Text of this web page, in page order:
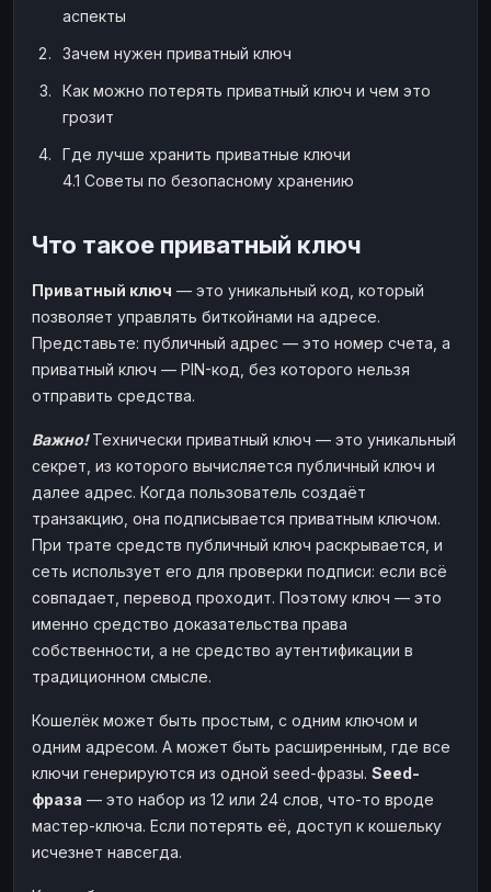
НАЛИЧНЫЕ ДЕНЬГИ
Наличные USD
Наличные KZT
Наличные
Наличные
аспекты
Зачем нужен приватный ключ
Как можно потерять приватный ключ и чем это
грозит
Где лучше хранить приватные ключи
4.1 Советы по безопасному хранению
Что такое приватный ключ
Приватный ключ — это уникальный код, который
позволяет управлять биткойнами на адресе.
Представьте: публичный адрес — это номер счета, а
приватный ключ — PIN-код, без которого нельзя
отправить средства.
Важно!Технически приватный ключ — это уникальный
секрет, из которого вычисляется публичный ключ и
далее адрес. Когда пользователь создаёт
транзакцию, она подписывается приватным ключом.
При трате средств публичный ключ раскрывается, и
сеть использует его для проверки подписи: если всё
совпадает, перевод проходит. Поэтому ключ — это
именно средство доказательства права
собственности, а не средство аутентификации в
традиционном смысле.
Кошелёк может быть простым, с одним ключом и
одним адресом. А может быть расширенным, где все
ключи генерируются из одной seed-фразы. Seed-
фраза — это набор из 12 или 24 слов, что-то вроде
мастер-ключа. Если потерять её, доступ к кошельку
исчезнет навсегда.